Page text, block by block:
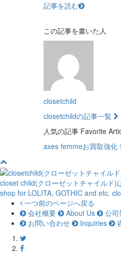
記事を読む
この記事を書いた人
closetchild
closetchildの記事一覧
人気の記事 Favorite
axes femmeお買取強化！
closet child(クローゼットチャイルド)
shop for LOLITA, GOTHIC and etc.
一つ前のページへ戻る
会社概要
About Us 公司
お問い合わせ
Inquiries